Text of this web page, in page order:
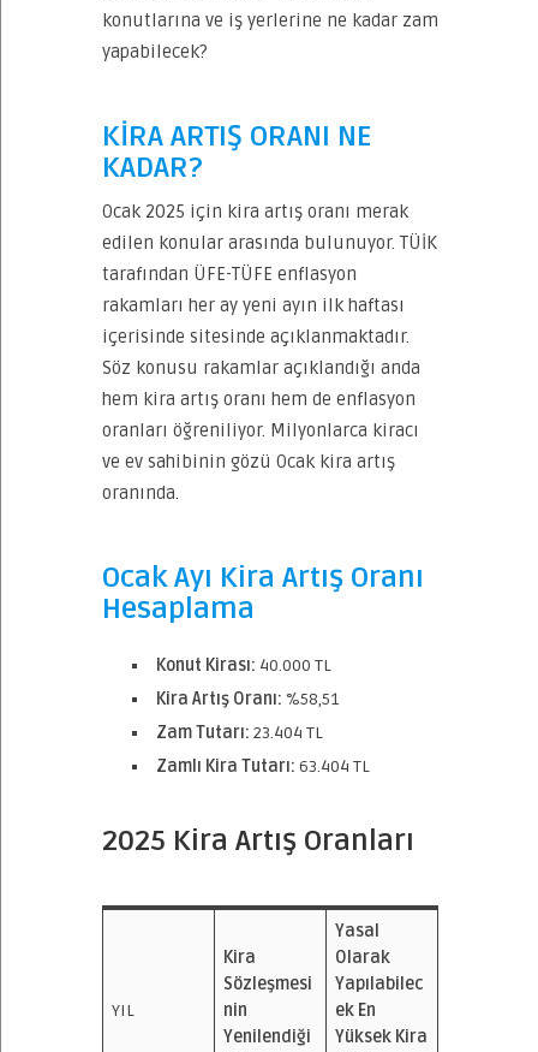
konutlarına ve iş yerlerine ne kadar zam
yapabilecek?
KİRA ARTIŞ ORANI NE
KADAR?
Ocak 2025 için kira artış oranı merak
edilen konular arasında bulunuyor. TÜİK
tarafından ÜFE-TÜFE enflasyon
rakamları her ay yeni ayın ilk haftası
içerisinde sitesinde açıklanmaktadır.
Söz konusu rakamlar açıklandığı anda
hem kira artış oranı hem de enflasyon
oranları öğreniliyor. Milyonlarca kiracı
ve ev sahibinin gözü Ocak kira artış
oranında.
Ocak Ayı Kira Artış Oranı
Hesaplama
Konut Kirası: 40.000 TL
Kira Artış Oranı: %58,51
Zam Tutarı: 23.404 TL
Zamlı Kira Tutarı: 63.404 TL
2025 Kira Artış Oranları
YIL
Kira
Sözleşmesi
nin
Yenilendiği
Yasal
Olarak
Yapılabilec
ek En
Yüksek Kira